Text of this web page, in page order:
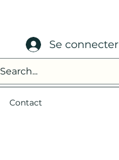
Se connecter
Contact